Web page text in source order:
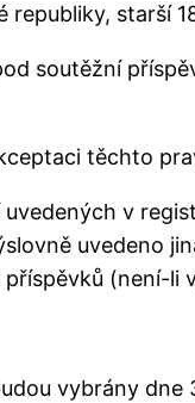
starší
soutěžní
těchto
v
uvedeno
(není-
vybrány